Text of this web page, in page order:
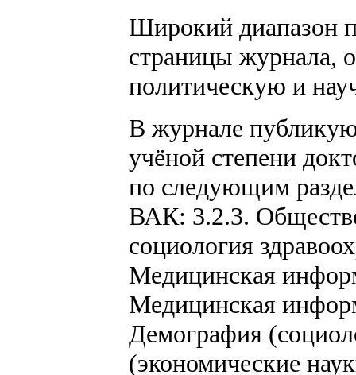
Широкий диапазон
страницы журнала,
политическую и
В журнале
учёной степени
по следующим
ВАК: 3.2.3.
социология
Медицинская
Медицинская
Демография
(экономические